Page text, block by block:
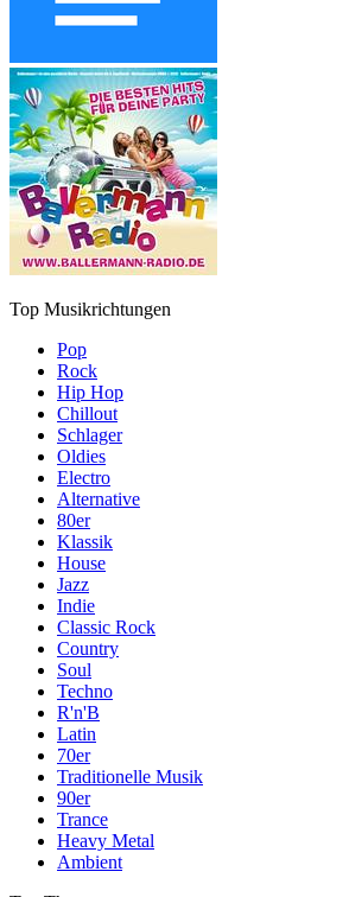
Top Musikrichtungen
Pop
Rock
Hip Hop
Chillout
Schlager
Oldies
Electro
Alternative
80er
Klassik
House
Jazz
Indie
Classic Rock
Country
Soul
Techno
R'n'B
Latin
70er
Traditionelle Musik
90er
Trance
Heavy Metal
Ambient